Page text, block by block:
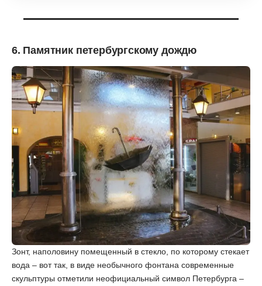
6. Памятник петербургскому дождю
Зонт, наполовину помещенный в стекло, по которому стекает
вода – вот так, в виде необычного фонтана современные
скульптуры отметили неофициальный символ Петербурга –